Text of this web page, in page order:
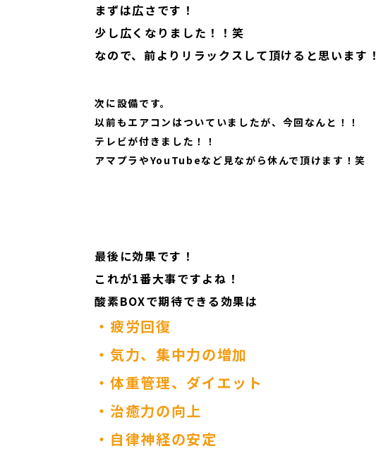
まずは広さです！
少し広くなりました！！笑
なので、前よりリラックスして頂けると思います！
次に設備です。
以前もエアコンはついていましたが、今回なんと！！
テレビが付きました！！
アマプラやYouTubeなど見ながら休んで頂けます！笑
最後に効果です！
これが​1番大事ですよね！
​​​​​酸素BOXで期待できる効果は
・疲労回復
・気力、集中力の増加
・体重管理、ダイエット
・治癒力の向上
・自律神経の安定